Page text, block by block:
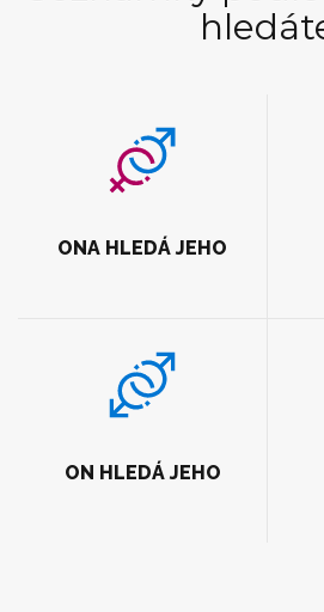
ONA HLEDÁ JEHO
ON HLEDÁ JEHO